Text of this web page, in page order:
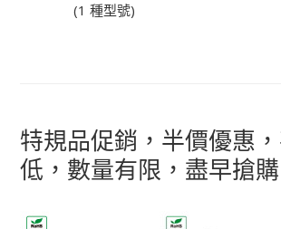
(1 種型號)
特規品促銷，半價優惠
低，數量有限，盡早搶購